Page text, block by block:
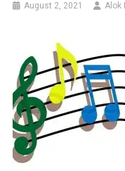
August 2, 2021 Alok